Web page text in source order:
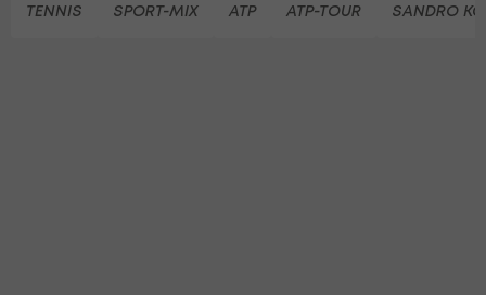
TENNIS SPORT-MIX ATP ATP-TOUR SANDRO